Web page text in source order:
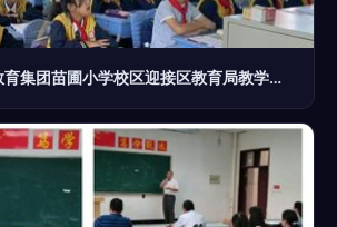
珠晖区苗圃小学教育集团苗圃小学校区迎接区教育局教学视导 以评促教提升育人质量